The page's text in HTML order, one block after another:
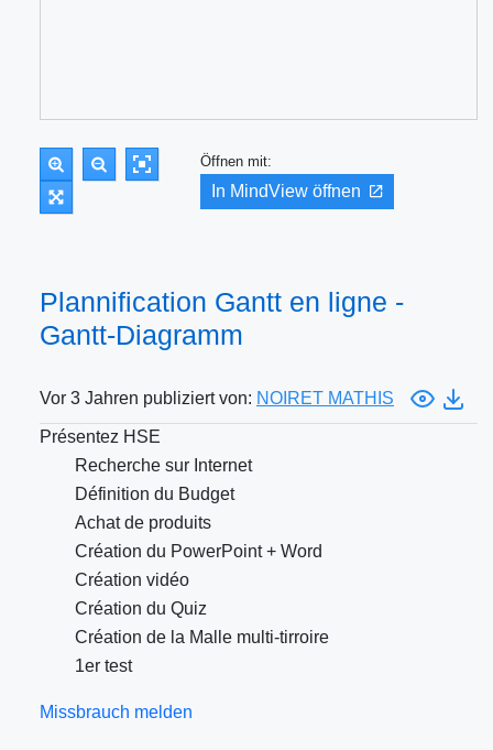
Öffnen mit:
In MindView öffnen
Plannification Gantt en ligne -
Gantt-Diagramm
Vor 3 Jahren publiziert von: NOIRET MATHIS
Présentez HSE
Recherche sur Internet
Définition du Budget
Achat de produits
Création du PowerPoint + Word
Création vidéo
Création du Quiz
Création de la Malle multi-tirroire
1er test
Missbrauch melden